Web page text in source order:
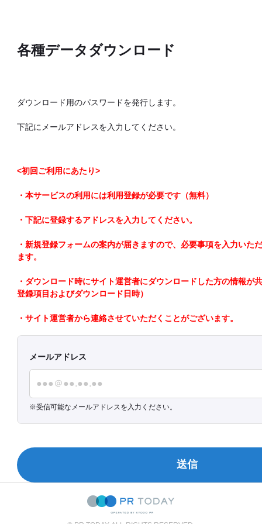
各種データダウンロード
ダウンロード用のパスワードを発行します。
下記にメールアドレスを入力してください。
<初回ご利用にあたり>
・本サービスの利用には利用登録が必要です（無料）
・下記に登録するアドレスを入力してください。
・新規登録フォームの案内が届きますので、必要事項を入力いた
ます。
・ダウンロード時にサイト運営者にダウンロードした方の情報が
登録項目およびダウンロード日時）
・サイト運営者から連絡させていただくことがございます。
メールアドレス
受信可能なメールアドレスを入力ください。
送信